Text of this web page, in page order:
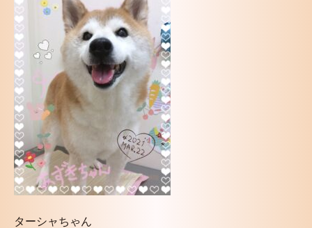
ターシャちゃん